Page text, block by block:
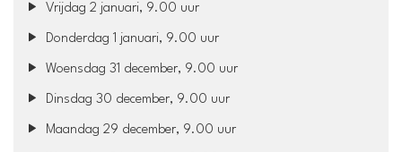
Vrijdag 2 januari, 9.00 uur
Donderdag 1 januari, 9.00 uur
Woensdag 31 december, 9.00 uur
Dinsdag 30 december, 9.00 uur
Maandag 29 december, 9.00 uur